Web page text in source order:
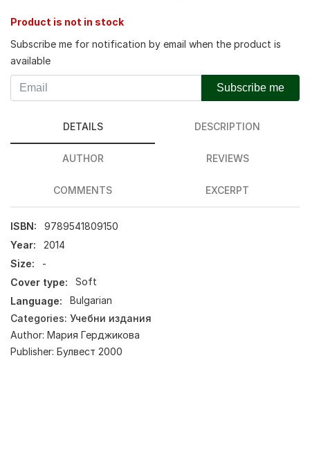
Product is not in stock
Subscribe me for notification by email when the product is
available
Subscribe me
DETAILS DESCRIPTION
AUTHOR REVIEWS
COMMENTS EXCERPT
ISBN:
9789541809150
Year:
2014
Size:
-
Cover type:
Soft
Language:
Bulgarian
Categories: Учебни издания
Author: Мария Герджикова
Publisher: Булвест 2000